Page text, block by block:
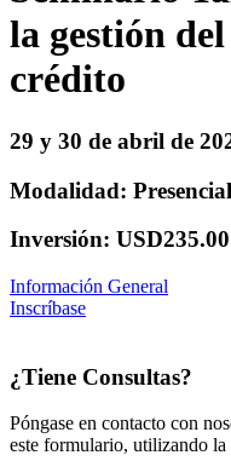
la gestión
crédito
29 y 30 de abril de
Modalidad: Presencial
Inversión: USD235.00
Información General
Inscríbase
¿Tiene Consultas?
Póngase en contacto con
este formulario, utilizando